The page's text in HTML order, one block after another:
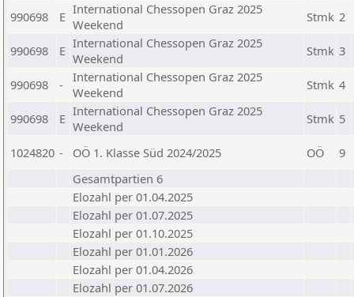
990698 E International Chessopen Graz 2025
Weekend
Stmk 2
990698 E International Chessopen Graz 2025
Weekend
Stmk 3
990698 -
International Chessopen Graz 2025
Weekend
Stmk 4
990698 E International Chessopen Graz 2025
Weekend
Stmk 5
1024820 - OÖ 1. Klasse Süd 2024/2025 OÖ
9
Gesamtpartien 6
Elozahl per 01.04.2025
Elozahl per 01.07.2025
Elozahl per 01.10.2025
Elozahl per 01.01.2026
Elozahl per 01.04.2026
Elozahl per 01.07.2026